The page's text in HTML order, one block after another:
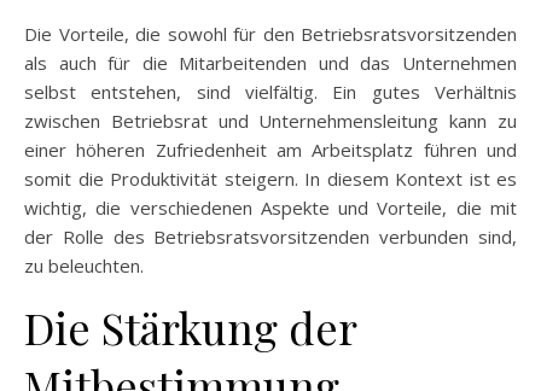
Die Vorteile, die sowohl für den Betriebsratsvorsitzenden
als auch für die Mitarbeitenden und das Unternehmen
selbst entstehen, sind vielfältig. Ein gutes Verhältnis
zwischen Betriebsrat und Unternehmensleitung kann zu
einer höheren Zufriedenheit am Arbeitsplatz führen und
somit die Produktivität steigern. In diesem Kontext ist es
wichtig, die verschiedenen Aspekte und Vorteile, die mit
der Rolle des Betriebsratsvorsitzenden verbunden sind,
zu beleuchten.
Die Stärkung der